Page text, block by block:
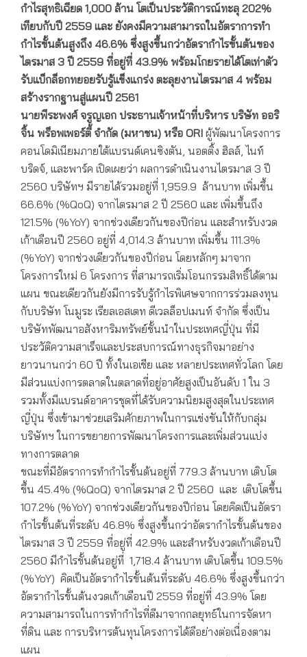
กำไรสุทธิเฉียด 1,000 ล้าน โตเป็นประวัติการณ์ทะลุ 202%
เทียบกับปี 2559 และ ยังคงมีความสามารถในอัตราการทำ
กำไรขั้นต้นสูงถึง 46.6% ซึ่งสูงขึ้นกว่าอัตรากำไรขั้นต้นของ
ไตรมาส 3 ปี 2559 ที่อยู่ที่ 43.9% พร้อมโกยรายได้โตเท่าตัว
รับแบ็กล็อกทยอยรับรู้แข็งแกร่ง ตะลุยงานไตรมาส 4 พร้อม
สร้างรากฐานสู่แผนปี 2561
นายพีระพงศ์ จรูญเอก ประธานเจ้าหน้าที่บริหาร บริษัท ออริ
จิ้น พร็อพเพอร์ตี้ จำกัด (มหาชน) หรือ ORI ผู้พัฒนาโครงการ
คอนโดมิเนียมภายใต้แบรนด์เคนซิงตัน, นอตติ้ง ฮิลล์, ไนท์
บริดจ์, และพาร์ค เปิดเผยว่า ผลการดำเนินงานไตรมาส 3 ปี
2560 บริษัทฯ มีรายได้รวมอยู่ที่ 1,959.9 ล้านบาท เพิ่มขึ้น
66.6% (%QoQ) จากไตรมาส 2 ปี 2560 และ เพิ่มขึ้นถึง
121.5% (%YoY) จากช่วงเดียวกันของปีก่อน และสำหรับงวด
เก้าเดือนปี 2560 อยู่ที่ 4,014.3 ล้านบาท เพิ่มขึ้น 111.3%
(%YoY) จากช่วงเดียวกันของปีก่อน โดยหลักๆ มาจาก
โครงการใหม่ 6 โครงการ ที่สามารถเริ่มโอนกรรมสิทธิ์ได้ตาม
แผน ขณะเดียวกันยังมีการรับรู้กำไรพิเศษจากการร่วมลงทุน
กับบริษัท โนมูระ เรียลเอสเตท ดีเวลล็อปเมนท์ จำกัด ซึ่งเป็น
บริษัทพัฒนาอสังหาริมทรัพย์ชั้นนำในประเทศญี่ปุ่น ที่มี
ประวัติความสาเร็จและประสบการณ์ทางธุรกิจมาอย่าง
ยาวนานกว่า 60 ปี ทั้งในเอเชีย และ หลายประเทศทั่วโลก โดย
มีส่วนแบ่งการตลาดในตลาดที่อยู่อาศัยสูงเป็นอันดับ 1 ใน 3
รวมทั้งมีแบรนด์อาคารชุดที่ได้รับความนิยมสูงสุดในประเทศ
ญี่ปุ่น ซึ่งเข้ามาช่วยเสริมศักยภาพในการแข่งขันให้กับกลุ่ม
บริษัทฯ ในการขยายการพัฒนาโครงการและเพิ่มส่วนแบ่ง
ทางการตลาด
ขณะที่มีอัตราการทำกำไรขั้นต้นอยู่ที่ 779.3 ล้านบาท เติบโต
ขึ้น 45.4% (%QoQ) จากไตรมาส 2 ปี 2560 และ เติบโตขึ้น
107.2% (%YoY) จากช่วงเดียวกันของปีก่อน โดยคิดเป็นอัตรา
กำไรขั้นต้นที่ระดับ 46.8% ซึ่งสูงขึ้นกว่าอัตรากำไรขั้นต้นของ
ไตรมาส 3 ปี 2559 ที่อยู่ที่ 42.9% และสำหรับงวดเก้าเดือนปี
2560 มีกำไรขั้นต้นอยู่ที่ 1,718.4 ล้านบาท เติบโตขึ้น 109.5%
(%YoY) คิดเป็นอัตรากำไรขั้นต้นที่ระดับ 46.6% ซึ่งสูงขึ้นกว่า
อัตรากำไรขั้นต้นงวดเก้าเดือนปี 2559 ที่อยู่ที่ 43.9% โดย
ความสามารถในการทำกำไรที่ดีมาจากกลยุทธ์ในการจัดหา
ที่ดิน และ การบริหารต้นทุนโครงการได้ดีอย่างต่อเนื่องตาม
แผน